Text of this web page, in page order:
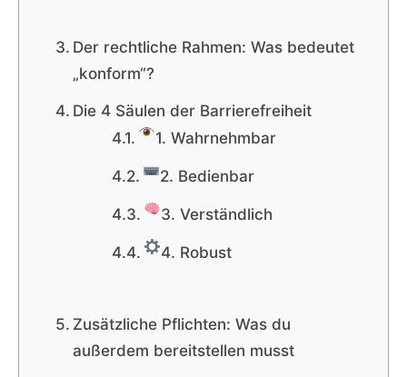
Der rechtliche Rahmen: Was bedeutet
„konform“?
Die 4 Säulen der Barrierefreiheit
1. Wahrnehmbar
2. Bedienbar
3. Verständlich
4. Robust
Zusätzliche Pflichten: Was du
außerdem bereitstellen musst